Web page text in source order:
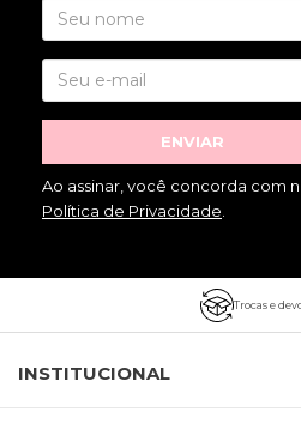
ENVIAR
Ao assinar, você concorda com
Política de Privacidade.
Trocas e
INSTITUCIONAL